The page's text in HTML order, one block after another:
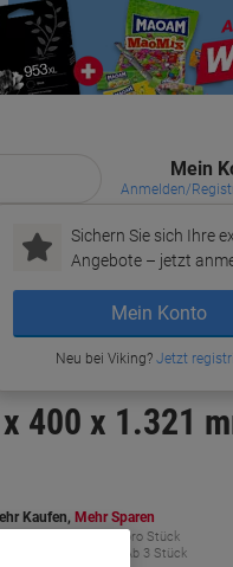
Mein
Anmelden/
Sichern Sie sich Ihre
Angebote – jetzt
Mein Konto
Neu bei Viking?Jetzt
Papier, Versand
& Pakete
400 x 1.321
Kaufen, Mehr Sparen
pro Stück
Ab 3 Stück